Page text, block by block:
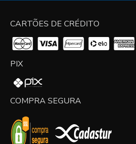
CARTÕES DE CRÉDITO
PIX
COMPRA SEGURA